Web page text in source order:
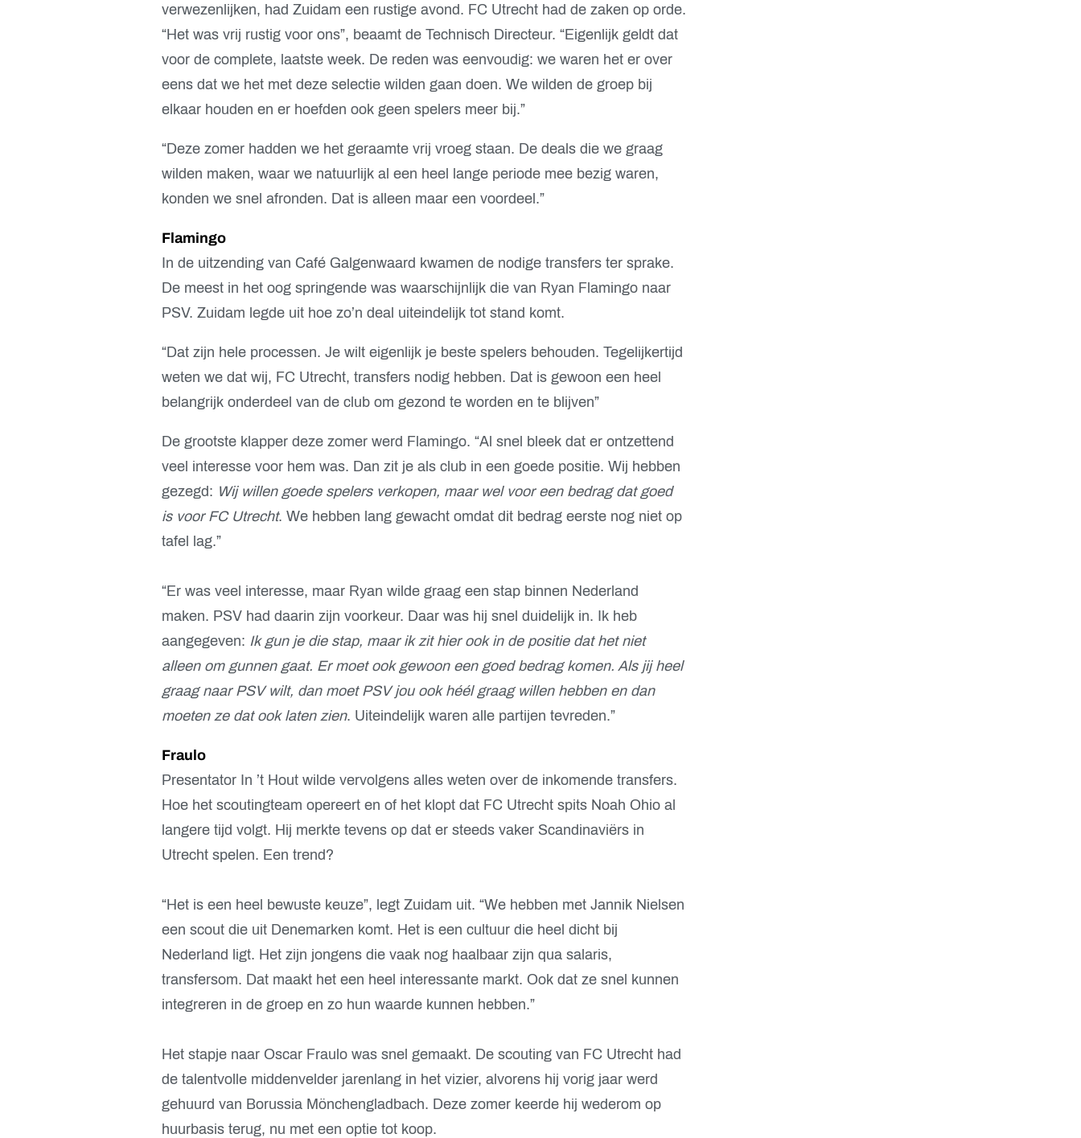
verwezenlijken, had Zuidam een rustige avond. FC Utrecht had de zaken op orde.
“Het was vrij rustig voor ons”, beaamt de Technisch Directeur. “Eigenlijk geldt dat
voor de complete, laatste week. De reden was eenvoudig: we waren het er over
eens dat we het met deze selectie wilden gaan doen. We wilden de groep bij
elkaar houden en er hoefden ook geen spelers meer bij.”
“Deze zomer hadden we het geraamte vrij vroeg staan. De deals die we graag
wilden maken, waar we natuurlijk al een heel lange periode mee bezig waren,
konden we snel afronden. Dat is alleen maar een voordeel.”
Flamingo
In de uitzending van Café Galgenwaard kwamen de nodige transfers ter sprake.
De meest in het oog springende was waarschijnlijk die van Ryan Flamingo naar
PSV. Zuidam legde uit hoe zo’n deal uiteindelijk tot stand komt.
“Dat zijn hele processen. Je wilt eigenlijk je beste spelers behouden. Tegelijkertijd
weten we dat wij, FC Utrecht, transfers nodig hebben. Dat is gewoon een heel
belangrijk onderdeel van de club om gezond te worden en te blijven”
De grootste klapper deze zomer werd Flamingo. “Al snel bleek dat er ontzettend
veel interesse voor hem was. Dan zit je als club in een goede positie. Wij hebben
gezegd: Wij willen goede spelers verkopen, maar wel voor een bedrag dat goed
is voor FC Utrecht. We hebben lang gewacht omdat dit bedrag eerste nog niet op
tafel lag.”
“Er was veel interesse, maar Ryan wilde graag een stap binnen Nederland
maken. PSV had daarin zijn voorkeur. Daar was hij snel duidelijk in. Ik heb
aangegeven: Ik gun je die stap, maar ik zit hier ook in de positie dat het niet
alleen om gunnen gaat. Er moet ook gewoon een goed bedrag komen. Als jij heel
graag naar PSV wilt, dan moet PSV jou ook héél graag willen hebben en dan
moeten ze dat ook laten zien. Uiteindelijk waren alle partijen tevreden.”
Fraulo
Presentator In ’t Hout wilde vervolgens alles weten over de inkomende transfers.
Hoe het scoutingteam opereert en of het klopt dat FC Utrecht spits Noah Ohio al
langere tijd volgt. Hij merkte tevens op dat er steeds vaker Scandinaviërs in
Utrecht spelen. Een trend?
“Het is een heel bewuste keuze”, legt Zuidam uit. “We hebben met Jannik Nielsen
een scout die uit Denemarken komt. Het is een cultuur die heel dicht bij
Nederland ligt. Het zijn jongens die vaak nog haalbaar zijn qua salaris,
transfersom. Dat maakt het een heel interessante markt. Ook dat ze snel kunnen
integreren in de groep en zo hun waarde kunnen hebben.”
Het stapje naar Oscar Fraulo was snel gemaakt. De scouting van FC Utrecht had
de talentvolle middenvelder jarenlang in het vizier, alvorens hij vorig jaar werd
gehuurd van Borussia Mönchengladbach. Deze zomer keerde hij wederom op
huurbasis terug, nu met een optie tot koop.